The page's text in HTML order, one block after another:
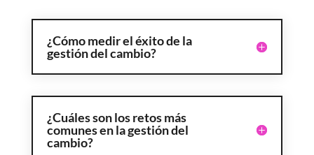
¿Cómo medir el éxito de la
gestión del cambio?
¿Cuáles son los retos más
comunes en la gestión del
cambio?